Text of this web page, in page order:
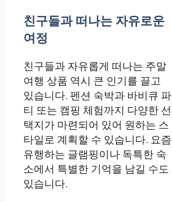
친구들과 떠나는 자유로운
여정
친구들과 자유롭게 떠나는 주말
여행 상품 역시 큰 인기를 끌고
있습니다. 펜션 숙박과 바비큐 파
티 또는 캠핑 체험까지 다양한 선
택지가 마련되어 있어 원하는 스
타일로 계획할 수 있습니다. 요즘
유행하는 글램핑이나 독특한 숙
소에서 특별한 기억을 남길 수도
있습니다.